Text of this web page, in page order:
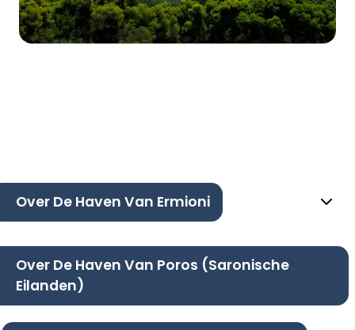
Over De Haven Van Ermioni
Over De Haven Van Poros (Saronische
Eilanden)